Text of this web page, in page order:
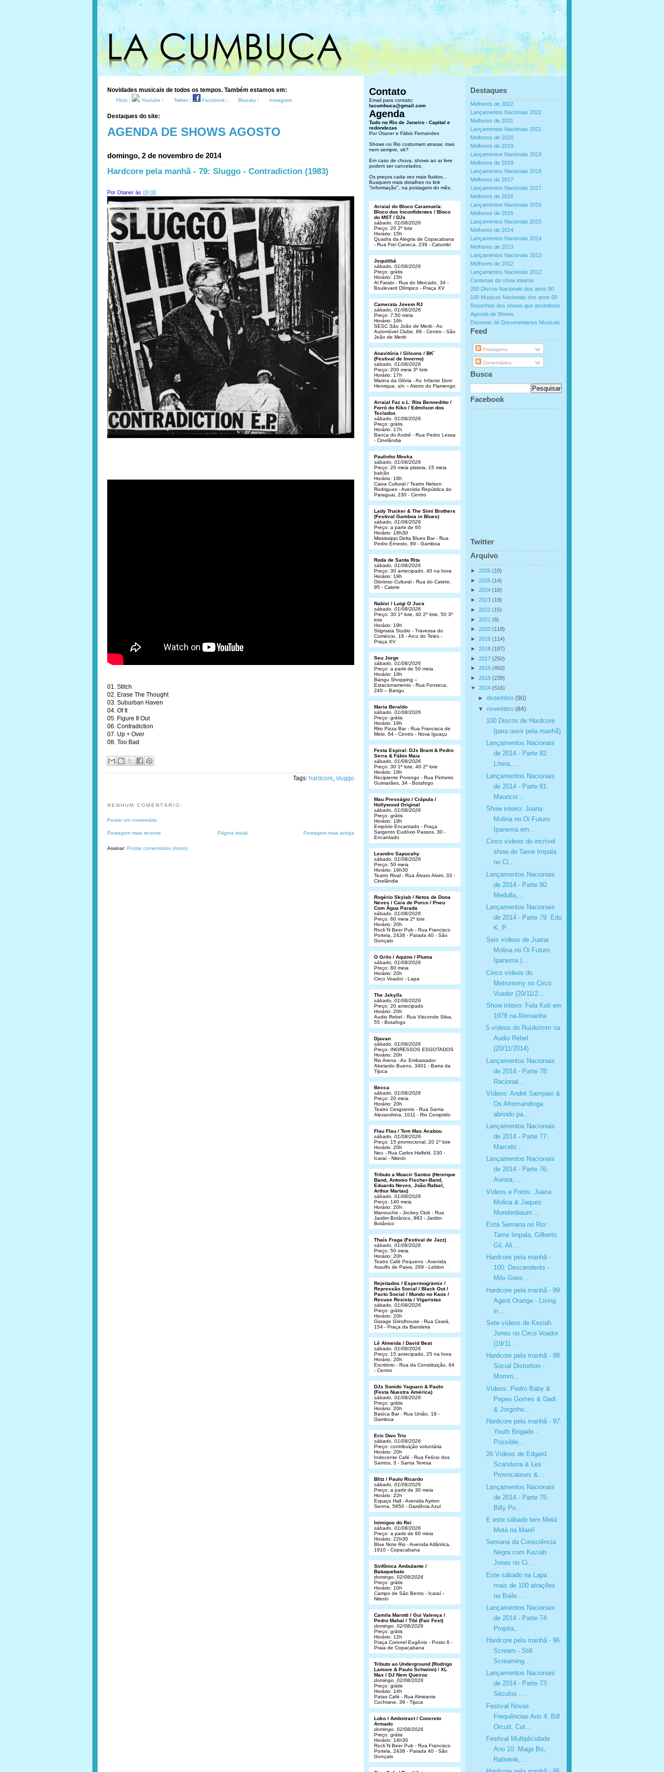
Novidades musicais de todos os tempos. Também estamos em:
Flickr: Youtube : Twitter: Facebook : Bluesky : Instagram
Destaques do site:
AGENDA DE SHOWS AGOSTO
domingo, 2 de novembro de 2014
Hardcore pela manhã - 79: Sluggo - Contradiction (1983)
Por Otaner às 09:00
01. Stitch
02. Erase The Thought
03. Suburban Haven
04. Of It
05. Figure It Out
06. Contradiction
07. Up + Over
08. Too Bad
Tags: hardcore sluggo
NENHUM COMENTÁRIO:
Postar um comentário
Postagem mais recente Postagem mais antiga
Página inicial
Assinar: Postar comentários (Atom)
Destaques
Melhores de 2022
Lançamentos Nacionais 2022
Melhores de 2021
Lançamentos Nacionais 2021
Melhores de 2020
Melhores de 2019
Lançamentos Nacionais 2019
Melhores de 2018
Lançamentos Nacionais 2018
Melhores de 2017
Lançamentos Nacionais 2017
Melhores de 2016
Lançamentos Nacionais 2016
Melhores de 2015
Lançamentos Nacionais 2015
Melhores de 2014
Lançamentos Nacionais 2014
Melhores de 2013
Lançamentos Nacionais 2013
Melhores de 2012
Lançamentos Nacionais 2012
Centenas da show inteiros
200 Discos Nacionais dos anos 00
100 Musicas Nacionais dos anos 00
Resenhas dos shows que assistimos
Agenda de Shows
Dezenas de Documentarios Musicais
Feed
Postagens
Comentários
Busca
Facebook
Twitter
Arquivo
► 2026 (10)
► 2025 (14)
► 2024 (16)
► 2023 (19)
► 2022 (15)
► 2021 (8)
► 2020 (118)
► 2019 (114)
► 2018 (187)
► 2017 (250)
► 2016 (450)
► 2015 (239)
▼ 2014 (516)
► dezembro (90)
▼ novembro (84)
100 Discos de Hardcore
(para ouvir pela manhã)
Lançamentos Nacionais
de 2014 - Parte 82:
Lítera, ...
Lançamentos Nacionais
de 2014 - Parte 81:
Mauricio...
Show inteiro: Juana
Molina no Oi Futuro
Ipanema em...
Cinco vídeos do incrível
show do Tame Impala
no Ci...
Lançamentos Nacionais
de 2014 - Parte 80:
Medulla,...
Lançamentos Nacionais
de 2014 - Parte 79: Edu
K, P...
Seis vídeos de Juana
Molina no Oi Futuro
Ipanema (...
Cinco vídeos do
Metronomy no Circo
Voador (20/11/2...
Show inteiro: Fela Kuti em
1978 na Alemanha
5 vídeos do Ruído/mm na
Audio Rebel
(20/11/2014)
Lançamentos Nacionais
de 2014 - Parte 78:
Racionai...
Vídeos: André Sampaio &
Os Afromandinga
abrindo pa...
Lançamentos Nacionais
de 2014 - Parte 77:
Marcelo ...
Lançamentos Nacionais
de 2014 - Parte 76:
Aurora, ...
Vídeos e Fotos: Juana
Molina & Jaques
Morelenbaum ...
Esta Semana no Rio:
Tame Impala, Gilberto
Gil, Ali...
Hardcore pela manhã -
100: Descendents -
Milo Goes...
Hardcore pela manhã - 99:
Agent Orange - Living
in...
Sete vídeos de Keziah
Jones no Circo Voador
(19/11...
Hardcore pela manhã - 98:
Social Distortion -
Momm...
Vídeos: Pedro Baby &
Pepeu Gomes & Dadi
& Jorginho...
Hardcore pela manhã - 97:
Youth Brigade -
Possible...
26 Vídeos de Edgard
Scandurra & Les
Provocateurs &...
Lançamentos Nacionais
de 2014 - Parte 75:
Billy Po...
E este sábado tem Metá
Metá na Maré!
Semana da Consciência
Negra com Keziah
Jones no Ci...
Este sábado na Lapa
mais de 100 atrações
no Baile ...
Lançamentos Nacionais
de 2014 - Parte 74:
Projota,...
Hardcore pela manhã - 96:
Scream - Still
Screaming...
Lançamentos Nacionais
de 2014 - Parte 73:
Séculos ...
Festival Novas
Frequências Ano 4: Bill
Orcutt, Cut...
Festival Multiplicidade
Ano 10: Maga Bo,
Rabotnik,...
Contato
Email para contato:
lacumbuca@gmail.com
Agenda
Tudo no Rio de Janeiro - Capital e
redondezas
Por Otaner e Fábio Fernandes
Shows no Rio costumam atrasar, mas
nem sempre, ok?
Em caso de chuva, shows ao ar livre
podem ser cancelados.
Os preços cada vez mais fluidos...
Busquem mais detalhes no link
"Informação", na postagem do mês.
Arraial do Bloco Caramuela:
Bloco dos Inconfidentes / Bloco
do MST / DJs
sábado, 01/08/2026
Preço: 20 2º lote
Horário: 15h
Quadra da Alegria de Copacabana
- Rua Frei Caneca, 239 - Catumbi
Jequitibá
sábado, 01/08/2026
Preço: grátis
Horário: 15h
Al Farabi - Rua do Mercado, 34 -
Boulevard Olímpico - Praça XV
Camerata Jovem RJ
sábado, 01/08/2026
Preço: 7,50 meia
Horário: 16h
SESC São João de Meriti - Av.
Automóvel Clube, 66 - Centro - São
João de Meriti
Anavitória / Gilsons / BK´
(Festival de Inverno)
sábado, 01/08/2026
Preço: 200 meia 3º lote
Horário: 17h
Marina da Glória - Av. Infante Dom
Henrique, s/n – Aterro do Flamengo
Arraial Faz o L: Rita Benneditto /
Forró do Kiko / Edmilson dos
Teclados
sábado, 01/08/2026
Preço: grátis
Horário: 17h
Banca do André - Rua Pedro Lessa
- Cinelândia
Paulinho Moska
sábado, 01/08/2026
Preço: 20 meia plateia, 15 meia
balcão
Horário: 18h
Caixa Cultural / Teatro Nelson
Rodrigues - Avenida República do
Paraguai, 230 - Centro
Lady Trucker & The Simi Brothers
(Festival Gamboa in Blues)
sábado, 01/08/2026
Preço: a partir de 60
Horário: 18h30
Mississippi Delta Blues Bar - Rua
Pedro Ernesto, 89 - Gamboa
Roda de Santa Rita
sábado, 01/08/2026
Preço: 30 antecipado, 40 na hora
Horário: 19h
Glorioso Cultural - Rua do Catete,
95 - Catete
Nabisi / Luigi O Juca
sábado, 01/08/2026
Preço: 30 1º lote, 40 2º lote, 50 3º
lote
Horário: 19h
Stigmata Studio - Travessa do
Comércio, 16 - Arco do Teles -
Praça XV
Seu Jorge
sábado, 01/08/2026
Preço: a partir de 50 meia
Horário: 19h
Bangu Shopping –
Estacionamento - Rua Fonseca,
240 – Bangu
Maria Beraldo
sábado, 01/08/2026
Preço: grátis
Horário: 19h
Rito Pizza Bar - Rua Francisca de
Melo, 64 - Centro - Nova Iguaçu
Festa Espiral: DJs Brant & Pedro
Serra & Fábio Maia
sábado, 01/08/2026
Preço: 30 1º lote, 40 2º lote
Horário: 19h
Recipiente Porongo - Rua Pinheiro
Guimarães, 34 - Botafogo
Mau Presságio / Crápula /
Hollywood Original
sábado, 01/08/2026
Preço: grátis
Horário: 19h
Empório Encantado - Praça
Sargento Eudóxio Passos, 30 -
Encantado
Leandro Sapucahy
sábado, 01/08/2026
Preço: 50 meia
Horário: 19h30
Teatro Rival - Rua Álvaro Alvim, 33 -
Cinelândia
Rogério Skylab / Netos de Dona
Neves / Cara de Porco / Pneu
Com Água Parada
sábado, 01/08/2026
Preço: 60 meia 2º lote
Horário: 20h
Rock´N Beer Pub - Rua Francisco
Portela, 2438 - Parada 40 - São
Gonçalo
O Grilo / Aquino / Pluma
sábado, 01/08/2026
Preço: 80 meia
Horário: 20h
Circo Voador - Lapa
The Jekylls
sábado, 01/08/2026
Preço: 20 antecipado
Horário: 20h
Audio Rebel - Rua Visconde Silva,
55 - Botafogo
Djavan
sábado, 01/08/2026
Preço: INGRESSOS ESGOTADOS
Horário: 20h
Rio Arena - Av. Embaixador
Abelardo Bueno, 3401 - Barra da
Tijuca
Becca
sábado, 01/08/2026
Preço: 20 meia
Horário: 20h
Teatro Cesgranrio - Rua Santa
Alexandrina, 1011 - Rio Comprido
Flau Flau / Tem Mas Acabou
sábado, 01/08/2026
Preço: 15 promocional, 20 1º lote
Horário: 20h
Neu - Rua Carlos Halfeld, 230 -
Icaraí - Niterói
Tributo a Moacir Santos (Henrique
Band, Antonio Fischer-Band,
Eduardo Neves, João Rafael,
Arthur Martau)
sábado, 01/08/2026
Preço: 140 meia
Horário: 20h
Manouche - Jockey Club - Rua
Jardim Botânico, 983 - Jardim
Botânico
Thaís Fraga (Festival de Jazz)
sábado, 01/08/2026
Preço: 50 meia
Horário: 20h
Teatro Café Pequeno - Avenida
Ataulfo de Paiva, 269 - Leblon
Rejeitados / Espermogrämix /
Repressão Social / Black Out /
Pacto Social / Mundo no Kaos /
Recuse Resista / Vigaristas
sábado, 01/08/2026
Preço: grátis
Horário: 20h
Garage Grindhouse - Rua Ceará,
154 - Praça da Bandeira
Lê Almeida / David Beat
sábado, 01/08/2026
Preço: 15 antecipado, 25 na hora
Horário: 20h
Escritório - Rua da Constituição, 64
- Centro
DJs Sonido Yaguaro & Paolo
(Festa Nuestra América)
sábado, 01/08/2026
Preço: grátis
Horário: 20h
Baiúca Bar - Rua União, 18 -
Gamboa
Eric Dwo Trio
sábado, 01/08/2026
Preço: contribuição voluntária
Horário: 20h
Indecente Café - Rua Felício dos
Santos, 3 - Santa Teresa
Blitz / Paulo Ricardo
sábado, 01/08/2026
Preço: a partir de 30 meia
Horário: 22h
Espaço Hall - Avenida Ayrton
Senna, 5850 - Gardênia Azul
Inimigos do Rei
sábado, 01/08/2026
Preço: a partir de 60 meia
Horário: 22h30
Blue Note Rio - Avenida Atlântica,
1910 - Copacabana
Sinfônica Ambulante /
Batuquebato
domingo, 02/08/2026
Preço: grátis
Horário: 10h
Campo de São Bento - Icaraí -
Niterói
Camila Marotti / Gui Valença /
Pedro Mahal / Tibí (Fair Fest)
domingo, 02/08/2026
Preço: grátis
Horário: 12h
Praça Coronel Eugênio - Posto 6 -
Praia de Copacabana
Tributo ao Underground (Rodrigo
Lamore & Paulo Schwinn) / XL
Max / DJ Nem Queiroz
domingo, 02/08/2026
Preço: grátis
Horário: 14h
Patas Café - Rua Almirante
Cochrane, 39 - Tijuca
Loko / Ambstract / Concreto
Armado
domingo, 02/08/2026
Preço: grátis
Horário: 14h30
Rock´N Beer Pub - Rua Francisco
Portela, 2438 - Parada 40 - São
Gonçalo